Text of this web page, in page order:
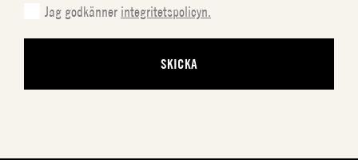
Jag godkänner integritetspolicyn.